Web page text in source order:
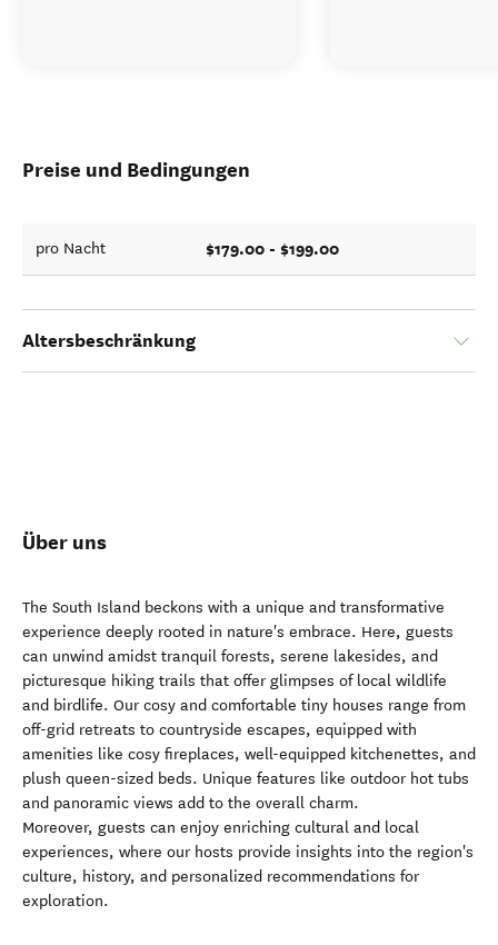
Preise und Bedingungen
pro Nacht $179.00 - $199.00
Altersbeschränkung
Über uns
The South Island beckons with a unique and transformative
experience deeply rooted in nature's embrace. Here, guests
can unwind amidst tranquil forests, serene lakesides, and
picturesque hiking trails that offer glimpses of local wildlife
and birdlife. Our cosy and comfortable tiny houses range from
off-grid retreats to countryside escapes, equipped with
amenities like cosy fireplaces, well-equipped kitchenettes, and
plush queen-sized beds. Unique features like outdoor hot tubs
and panoramic views add to the overall charm.
Moreover, guests can enjoy enriching cultural and local
experiences, where our hosts provide insights into the region's
culture, history, and personalized recommendations for
exploration.